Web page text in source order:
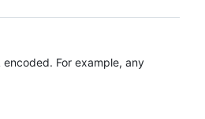
For example, any